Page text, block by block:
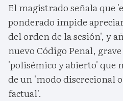
El magistrado señala que
ponderado impide
del orden de la sesión', y
nuevo Código Penal,
'polisémico y abierto' que
de un 'modo discrecional
factual'.